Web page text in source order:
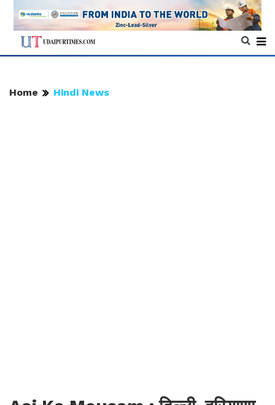
Home Hindi News